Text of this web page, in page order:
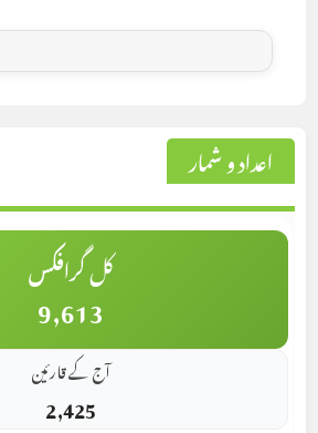
اعداد و شمار
کل گرافکس
9,613
آج کے قارئین
2,425